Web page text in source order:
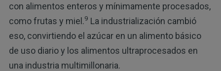
con alimentos enteros y mínimamente procesados,
como frutas y miel.9 La industrialización cambió
eso, convirtiendo el azúcar en un alimento básico
de uso diario y los alimentos ultraprocesados en
una industria multimillonaria.